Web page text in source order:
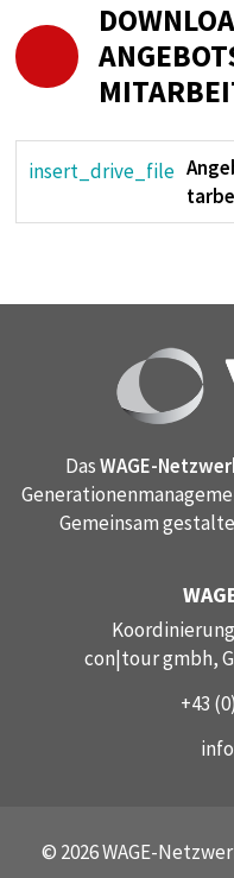
insert_drive_file
DasWAGE-
Gemeinsam
con|tour gmbh,
+43
© 2026 WAGE-